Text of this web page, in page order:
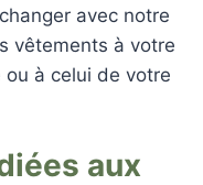
avec notre
vêtements à votre
à celui de votre
aux